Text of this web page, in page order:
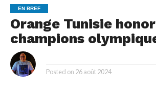
EN BREF
Orange Tunisie
champions
Posted on 26 août 2024